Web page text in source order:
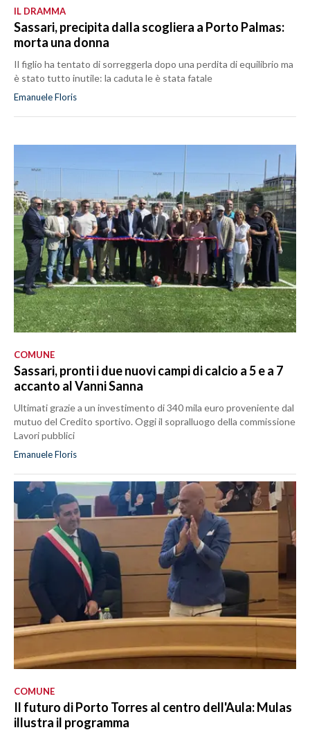
IL DRAMMA
Sassari, precipita dalla scogliera a Porto Palmas:
morta una donna
Il figlio ha tentato di sorreggerla dopo una perdita di equilibrio ma
è stato tutto inutile: la caduta le è stata fatale
Emanuele Floris
COMUNE
Sassari, pronti i due nuovi campi di calcio a 5 e a 7
accanto al Vanni Sanna
Ultimati grazie a un investimento di 340 mila euro proveniente dal
mutuo del Credito sportivo. Oggi il sopralluogo della commissione
Lavori pubblici
Emanuele Floris
COMUNE
Il futuro di Porto Torres al centro dell'Aula: Mulas
illustra il programma